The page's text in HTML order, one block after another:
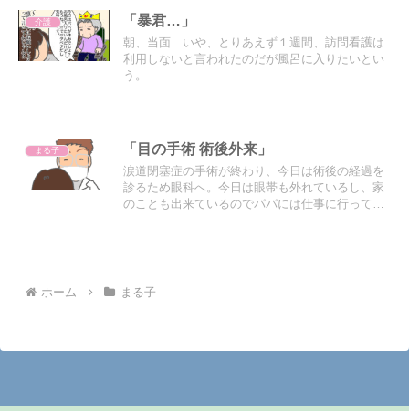
介護 「暴君…」
朝、当面…いや、とりあえず１週間、訪問看護は
利用しないと言われたのだが風呂に入りたいとい
う。
まる子 「目の手術 術後外来」
涙道閉塞症の手術が終わり、今日は術後の経過を
診るため眼科へ。今日は眼帯も外れているし、家
のことも出来ているのでパパには仕事に行っても
ホーム まる子